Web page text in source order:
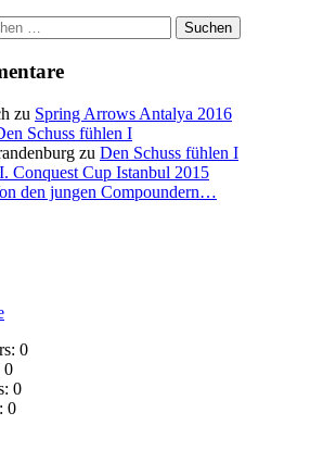
zu Spring Arrows Antalya 2016
Schuss fühlen I
zu Den Schuss fühlen I
Conquest Cup Istanbul 2015
den jungen Compoundern…
0
0
0
0